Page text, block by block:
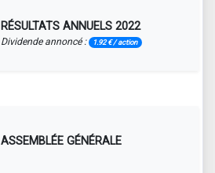
RÉSULTATS ANNUELS 2022
Dividende annoncé : 1.92 € / action
ASSEMBLÉE GÉNÉRALE